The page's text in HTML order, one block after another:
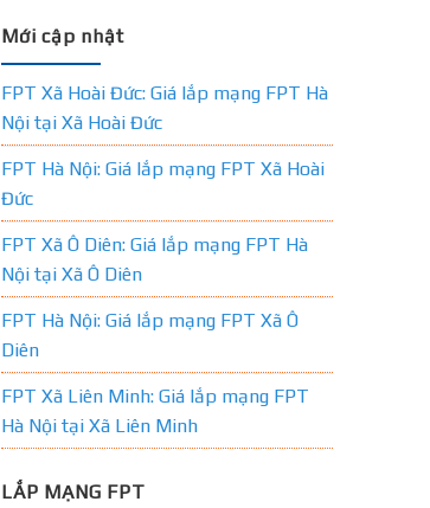
Mới cập nhật
FPT Xã Hoài Đức: Giá lắp mạng FPT Hà
Nội tại Xã Hoài Đức
FPT Hà Nội: Giá lắp mạng FPT Xã Hoài
Đức
FPT Xã Ô Diên: Giá lắp mạng FPT Hà
Nội tại Xã Ô Diên
FPT Hà Nội: Giá lắp mạng FPT Xã Ô
Diên
FPT Xã Liên Minh: Giá lắp mạng FPT
Hà Nội tại Xã Liên Minh
LẮP MẠNG FPT